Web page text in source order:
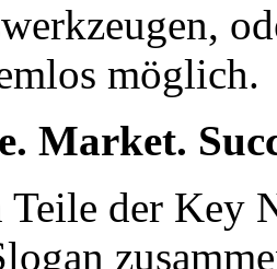
möglich.
Market.
Teile der Key